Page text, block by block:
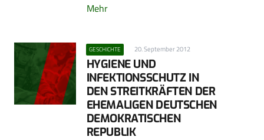
Mehr
GESCHICHTE 20. September 2012
HYGIENE UND
INFEKTIONSSCHUTZ IN
DEN STREITKRÄFTEN DER
EHEMALIGEN DEUTSCHEN
DEMOKRATISCHEN
REPUBLIK